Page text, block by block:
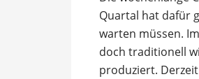
Quartal hat dafür
warten müssen.
doch traditionell
produziert. Derzeit